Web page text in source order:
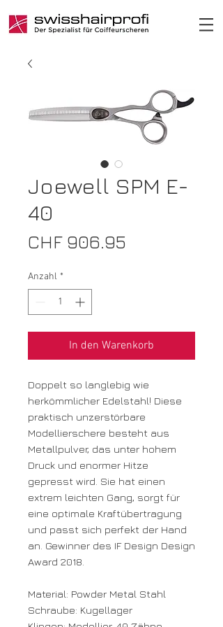
Joewell SPM E-
40
CHF 906.95
Anzahl *
In den Warenkorb
Doppelt so langlebig wie
herkömmlicher Edelstahl! Diese
praktisch unzerstörbare
Modellierschere besteht aus
Metallpulver, das unter hohem
Druck und enormer Hitze
gepresst wird. Sie hat einen
extrem leichten Gang, sorgt für
eine optimale Kraftübertragung
und passt sich perfekt der Hand
an. Gewinner des IF Design Design
Award 2018.
Material: Powder Metal Stahl
Schraube: Kugellager